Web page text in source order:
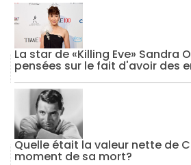
La star de «Killing Eve» Sandra
pensées sur le fait d'avoir des
Quelle était la valeur nette de
moment de sa mort?